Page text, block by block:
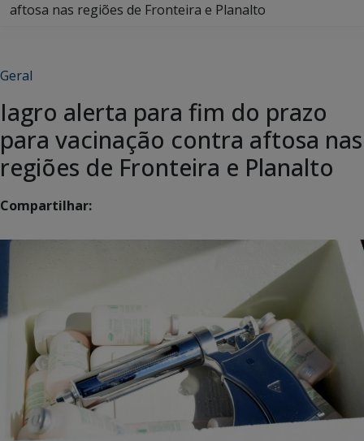
aftosa nas regiões de Fronteira e Planalto
Geral
Iagro alerta para fim do prazo
para vacinação contra aftosa nas
regiões de Fronteira e Planalto
Compartilhar: